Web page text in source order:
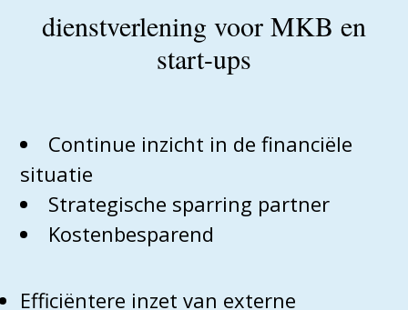
dienstverlening voor MKB en
start-ups
Continue inzicht in de financiële
situatie
Strategische sparring partner
Kostenbesparend
Efficiëntere inzet van externe